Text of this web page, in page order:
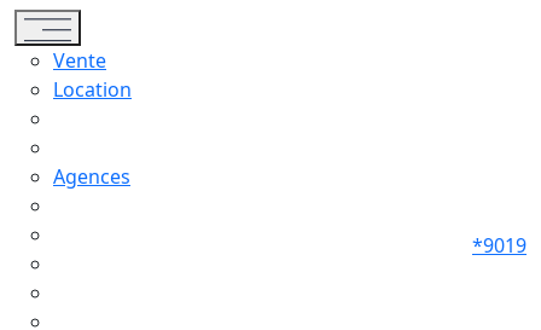
Toggle navigation
Vente
Location
Agences
*9019